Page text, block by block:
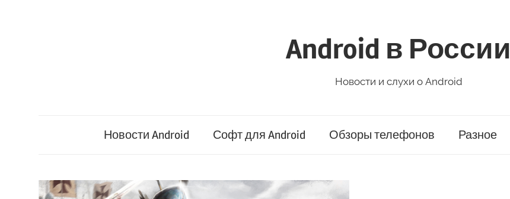
Android в России
Новости и слухи о Android
Новости Android Софт для Android Обзоры телефонов Разное